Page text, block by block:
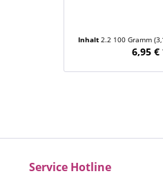
Inhalt 2.2 100 Gramm
6,95 €
Service Hotline